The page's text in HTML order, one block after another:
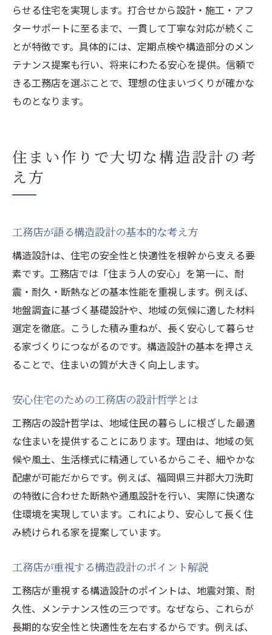
らせる住宅を実現します。打合せから設計・施工・アフ
ターサポートに至るまで、一貫して丁寧な対応が続くこ
とが特徴です。具体的には、定期点検や構造部分のメン
テナンス提案も行い、将来にわたる安心を提供。信頼で
きる工務店を選ぶことで、理想の住まいづくりが確かな
ものとなります。
住まい作りで大切な構造設計の考
え方
工務店が語る構造設計の基本的な考え方
構造設計は、住宅の安全性と快適性を根幹から支える要
素です。工務店では「住まう人の安心」を第一に、耐
震・耐久・断熱などの基本性能を重視します。例えば、
地盤調査に基づく基礎設計や、地域の気候に適した材料
選定を徹底。こうした積み重ねが、長く安心して暮らせ
る家づくりにつながるのです。構造設計の基本を押さえ
ることで、住まいの質が大きく向上します。
安心住宅のための工務店の設計哲学とは
工務店の設計哲学は、地域住民の暮らしに根ざした最適
な住まいを提供することにあります。理由は、地域の気
候や風土、生活様式に精通しているからこそ、細やかな
配慮が可能だからです。例えば、福岡県三井郡大刀洗町
の特徴に合わせた断熱や通風設計を行い、実際に快適な
住環境を実現しています。これにより、安心して長く住
み続けられる家を提案しています。
工務店が重視する構造設計のポイント解説
工務店が重視する構造設計のポイントは、地震対策、耐
久性、メンテナンス性の三つです。なぜなら、これらが
長期的な安全性と快適性を左右するからです。例えば、